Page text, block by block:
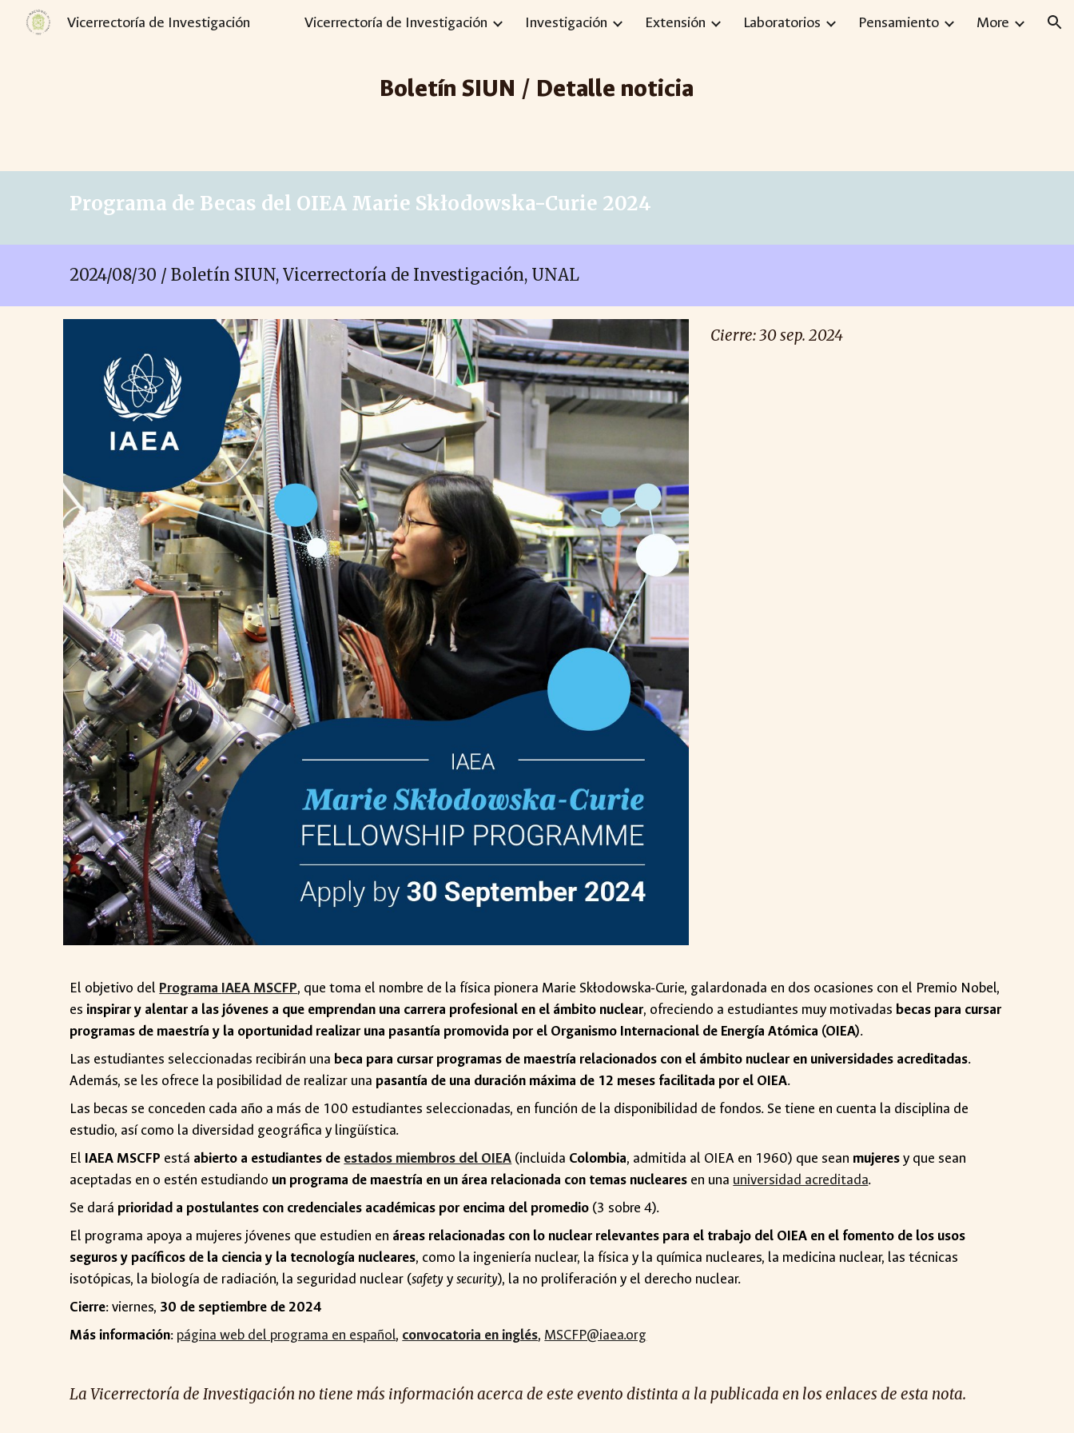
Skip to main content Skip to navigation
Vicerrectoría de Investigación Vicerrectoría de Investigación Investigación Extensión Laboratorios Pensamiento More
Boletín SIUN / Detalle noticia
Programa de Becas del OIEA Marie Skłodowska-Curie 2024
2024/08/30 / Boletín SIUN, Vicerrectoría de Investigación, UNAL
Cierre: 30 sep. 2024
El objetivo del Programa IAEA MSCFP, que toma el nombre de la física pionera Marie Skłodowska-Curie, galardonada en dos ocasiones con el Premio Nobel,
esinspirar y alentar a las jóvenes a que emprendan una carrera profesional en el ámbito nuclear, ofreciendo a estudiantes muy motivadas becas para cursar
programas de maestría y la oportunidad realizar una pasantía promovida por el Organismo Internacional de Energía Atómica (OIEA).
Las estudiantes seleccionadas recibirán una beca para cursar programas de maestría relacionados con el ámbito nuclear en universidades acreditadas.
Además, se les ofrece la posibilidad de realizar una pasantía de una duración máxima de 12 meses facilitada por el OIEA.
Las becas se conceden cada año a más de 100 estudiantes seleccionadas, en función de la disponibilidad de fondos. Se tiene en cuenta la disciplina de
estudio, así como la diversidad geográfica y lingüística.
El IAEA MSCFP está abierto a estudiantes de estados miembros del OIEA (incluida Colombia, admitida al OIEA en 1960) que sean mujeresy que sean
aceptadas en o estén estudiando un programa de maestría en un área relacionada con temas nucleares en una universidad acreditada.
Se dará prioridad a postulantes con credenciales académicas por encima del promedio (3 sobre 4).
El programa apoya a mujeres jóvenes que estudien en áreas relacionadas con lo nuclear relevantes para el trabajo del OIEA en el fomento de los usos
seguros y pacíficos de la ciencia y la tecnología nucleares, como la ingeniería nuclear, la física y la química nucleares, la medicina nuclear, las técnicas
isotópicas, la biología de radiación, la seguridad nuclear (safetyysecurity), la no proliferación y el derecho nuclear.
Cierre: viernes, 30 de septiembre de 2024
Más información: página web del programa en español, convocatoria en inglés, MSCFP@iaea.org
La Vicerrectoría de Investigación no tiene más información acerca de este evento distinta a la publicada en los enlaces de esta nota.